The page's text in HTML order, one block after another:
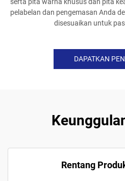
pelabelan dan pengemasan Anda
disesuaikan untuk
DAPATKAN
Rentang